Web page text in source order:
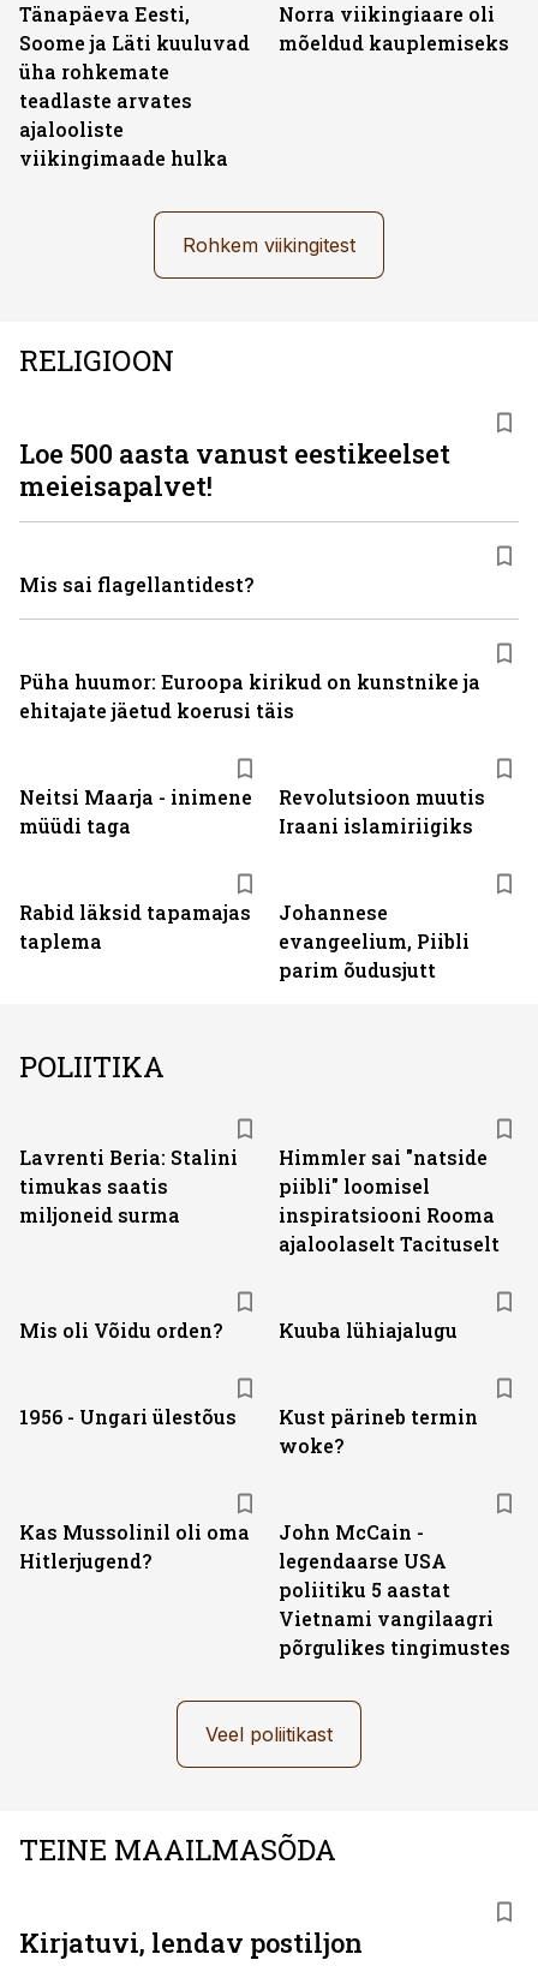
Tänapäeva Eesti,
Soome ja Läti kuuluvad
üha rohkemate
teadlaste arvates
ajalooliste
viikingimaade hulka
Norra viikingiaare oli
mõeldud kauplemiseks
Rohkem viikingitest
RELIGIOON
Neitsi Maarja - inimene
müüdi taga
Revolutsioon muutis
Iraani islamiriigiks
Rabid läksid tapamajas
taplema
Johannese
evangeelium, Piibli
parim õudusjutt
Loe 500 aasta vanust eestikeelset
meieisapalvet!
Mis sai flagellantidest?
Püha huumor: Euroopa kirikud on kunstnike ja
ehitajate jäetud koerusi täis
POLIITIKA
Lavrenti Beria: Stalini
timukas saatis
miljoneid surma
Himmler sai "natside
piibli" loomisel
inspiratsiooni Rooma
ajaloolaselt Tacituselt
Mis oli Võidu orden? Kuuba lühiajalugu
1956 - Ungari ülestõus
Kust pärineb termin
woke?
Kas Mussolinil oli oma
Hitlerjugend?
John McCain -
legendaarse USA
poliitiku 5 aastat
Vietnami vangilaagri
põrgulikes tingimustes
Veel poliitikast
TEINE MAAILMASÕDA
Kirjatuvi, lendav postiljon